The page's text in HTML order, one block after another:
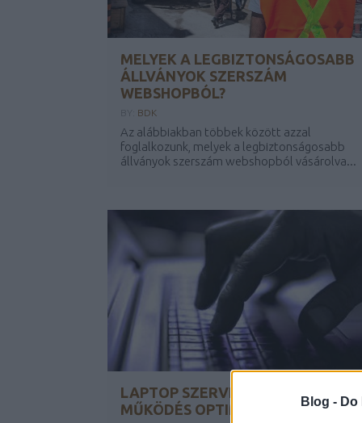
Blog -
MELYEK A LEGBIZTONSÁGOSABB
ÁLLVÁNYOK SZERSZÁM
WEBSHOPBÓL?
BDK
Az alábbiakban többek között azzal
foglalkozunk, melyek a legbiztonságosabb
állványok szerszám webshopból vásárolva...
LAPTOP SZERVIZ BUDAPESTEN -
MŰKÖDÉS OPTIMALIZÁLÁSA